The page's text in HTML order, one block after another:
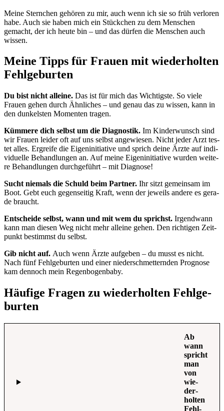
Mei­ne Stern­chen gehö­ren zu mir, auch wenn ich sie so früh ver­lo­ren
habe. Auch sie haben mich ein Stück­chen zu dem Men­schen
gemacht, der ich heu­te bin – und das dür­fen die Men­schen auch
wis­sen.
Mei­ne Tipps für Frau­en mit wie­der­hol­ten
Fehl­ge­bur­ten
Du bist nicht allei­ne. Das ist für mich das Wich­tigs­te. So vie­le
Frau­en gehen durch Ähn­li­ches – und genau das zu wis­sen, kann in
den dun­kels­ten Momen­ten tra­gen.
Küm­me­re dich selbst um die Dia­gnos­tik. Im Kin­der­wunsch sind
wir Frau­en lei­der oft auf uns selbst ange­wie­sen. Nicht jeder Arzt tes­
tet alles. Ergrei­fe die Eigen­in­itia­ti­ve und sprich dei­ne Ärz­te auf indi­
vi­du­el­le Behand­lun­gen an. Auf mei­ne Eigen­in­itia­ti­ve wur­den wei­te­
re Behand­lun­gen durch­ge­führt – mit Dia­gno­se!
Sucht nie­mals die Schuld beim Part­ner. Ihr sitzt gemein­sam im
Boot. Gebt euch gegen­sei­tig Kraft, wenn der jeweils ande­re es gera­
de braucht.
Ent­schei­de selbst, wann und mit wem du sprichst. Irgend­wann
kann man die­sen Weg nicht mehr allei­ne gehen. Den rich­ti­gen Zeit­
punkt bestimmst du selbst.
Gib nicht auf. Auch wenn Ärz­te auf­ge­ben – du musst es nicht.
Nach fünf Fehl­ge­bur­ten und einer nie­der­schmet­tern­den Pro­gno­se
kam den­noch mein Regen­bo­gen­ba­by.
Häu­fi­ge Fra­gen zu wie­der­hol­ten Fehl­ge­
bur­ten
Ab
wann
spricht
man
von
wie­
der­
hol­ten
Fehl­